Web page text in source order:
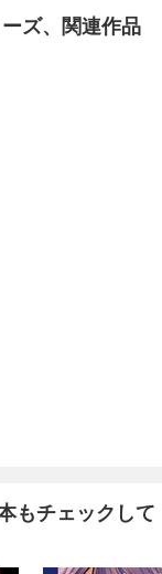
ズ、関連作品
もチェックして